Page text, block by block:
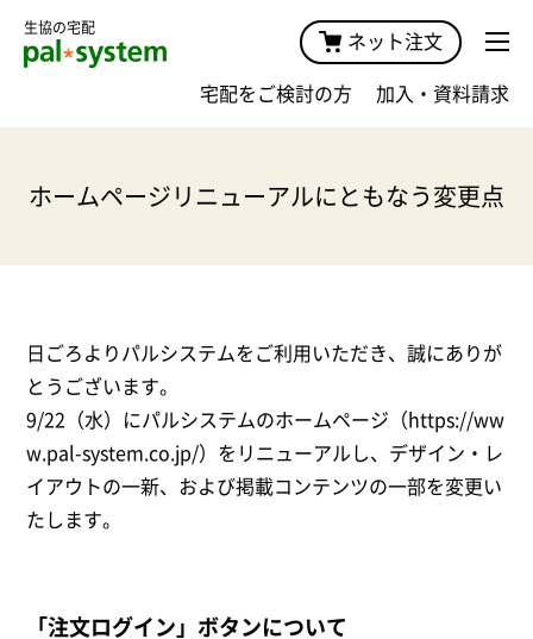
生協の宅配
ネット注文
宅配をご検討の方 加入・資料請求
ホームページリニューアルにともなう変更点
日ごろよりパルシステムをご利用いただき、誠にありが
とうございます。
9/22（水）にパルシステムのホームページ（https://ww
w.pal-system.co.jp/）をリニューアルし、デザイン・レ
イアウトの一新、および掲載コンテンツの一部を変更い
たします。
「注文ログイン」ボタンについて